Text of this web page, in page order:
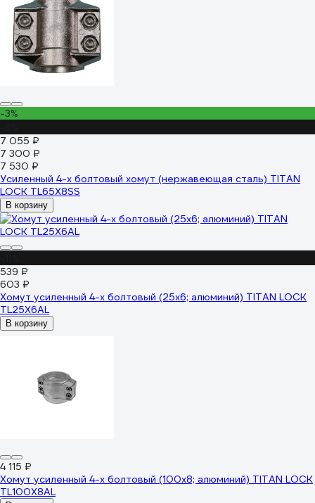
-3%
7 055 ₽
7 300 ₽
7 530 ₽
Усиленный 4-х болтовый хомут (нержавеющая сталь) TITAN
LOCK TL65X8SS
В корзину
539 ₽
603 ₽
Хомут усиленный 4-х болтовый (25х6; алюминий) TITAN LOCK
TL25X6AL
В корзину
4 115 ₽
Хомут усиленный 4-х болтовый (100х8; алюминий) TITAN LOCK
TL100X8AL